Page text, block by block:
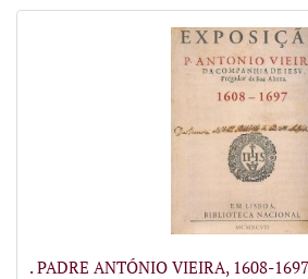
. PADRE ANTÓNIO VIEIRA, 1608-